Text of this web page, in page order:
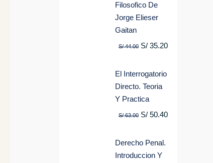
Filosofico De
Jorge Elieser
Gaitan
S/44.00 S/35.20
El Interrogatorio
Directo. Teoria
Y Practica
S/63.00 S/50.40
Derecho Penal.
Introduccion Y